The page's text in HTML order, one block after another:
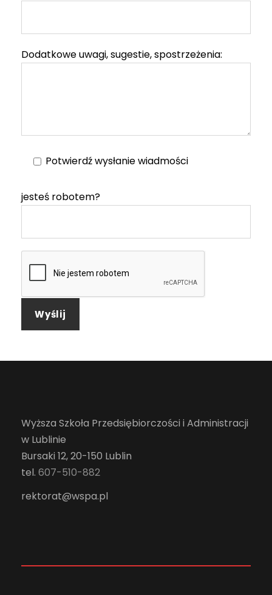
Dodatkowe uwagi, sugestie, spostrzeżenia:
Potwierdź wysłanie wiadmości
jesteś robotem?
Wyższa Szkoła Przedsiębiorczości i Administracji
w Lublinie
Bursaki 12, 20-150 Lublin
tel. 607-510-882
rektorat@wspa.pl